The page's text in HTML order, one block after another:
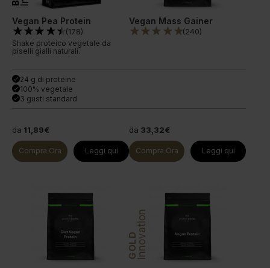
Vegan Pea Protein
(178)
Shake proteico vegetale da
piselli gialli naturali.
done 24 g di proteine
done 100% vegetale
done 3 gusti standard
da 11,89€
Compra Ora Leggi qui
Vegan Mass Gainer
(240)
da 33,32€
Compra Ora Leggi qui
GOLDInnovation